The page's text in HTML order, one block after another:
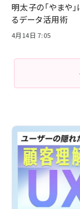
明太子の「やまや
るデータ活用術
4月14日 7:05